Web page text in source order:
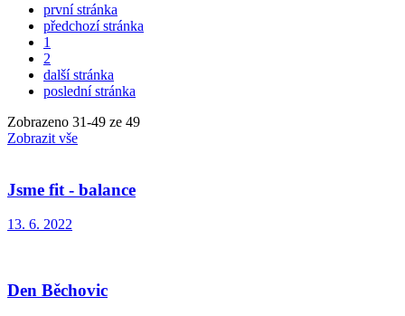
první stránka
předchozí stránka
1
2
další stránka
poslední stránka
Zobrazeno 31-49 ze 49
Zobrazit vše
Jsme fit - balance
13. 6. 2022
Den Běchovic